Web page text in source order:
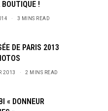
!
3 MINS READ
DE PARIS 2013
2013 2 MINS READ
« DONNEUR